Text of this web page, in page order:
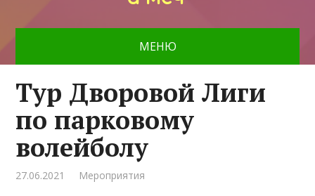
МЕНЮ
Тур Дворовой Лиги
по парковому
волейболу
27.06.2021 Мероприятия